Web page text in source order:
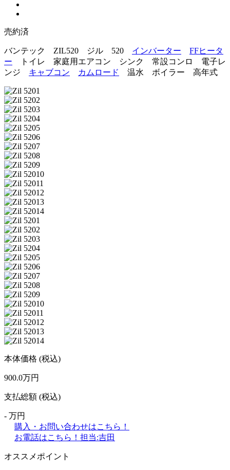
売約済
バンテック ZIL520 ジル 520 インバーター
FFヒータ
ー トイレ 家庭用エアコン シンク 常設コンロ 電子レ
ンジ キャブコン カムロード 温水 ボイラー 高年式
本体価格 (税込)
900.0万円
支払総額 (税込)
- 万円
購入・お問い合わせはこちら！
お電話はこちら！ 担当:吉田
オススメポイント